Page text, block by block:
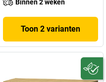
Binnen 2 weken
Toon 2 varianten